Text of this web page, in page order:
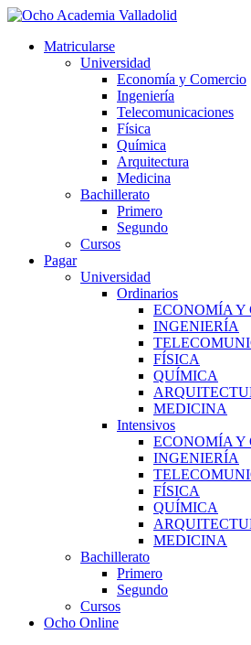
Ir
contenidoMatricularse
Universidad
Economía y Comercio
Ingeniería
Telecomunicaciones
Física
Química
Arquitectura
Medicina
Bachillerato
Primero
Segundo
Cursos
Pagar
Universidad
Ordinarios
ECONOMÍA Y
INGENIERÍA
FÍSICA
QUÍMICA
MEDICINA
Intensivos
ECONOMÍA Y
INGENIERÍA
FÍSICA
QUÍMICA
MEDICINA
Bachillerato
Primero
Segundo
Cursos
Ocho Online